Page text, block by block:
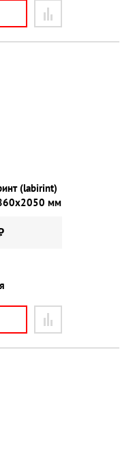
(labirint)
мм